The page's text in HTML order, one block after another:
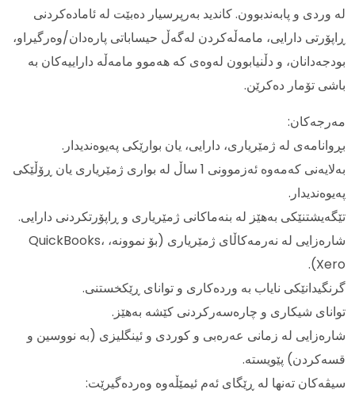
لە وردی و پابەندبوون. کاندید بەرپرسیار دەبێت لە ئامادەکردنی
ڕاپۆرتی دارایی، مامەڵەکردن لەگەڵ حیساباتی پارەدان/وەرگیراو،
بودجەدانان، و دڵنیابوون لەوەی کە هەموو مامەڵە داراییەکان بە
باشی تۆمار دەکرێن.
مەرجەکان:
بڕوانامەی لە ژمێریاری، دارایی، یان بوارێکی پەیوەندیدار.
بەلایەنی کەمەوە ئەزموونی 1 ساڵ لە بواری ژمێریاری یان ڕۆڵێکی
پەیوەندیدار.
تێگەیشتنێکی بەهێز لە بنەماکانی ژمێریاری و ڕاپۆرتکردنی دارایی.
شارەزایی لە نەرمەکاڵای ژمێریاری (بۆ نموونە، QuickBooks،
Xero).
گرنگیدانێکی نایاب بە وردەکاری و توانای ڕێکخستنی.
توانای شیکاری و چارەسەرکردنی کێشە بەهێز.
شارەزایی لە زمانی عەرەبی و کوردی و ئینگلیزی (بە نووسین و
قسەکردن) پێویستە.
سیڤەکان تەنها لە ڕێگای ئەم ئیمێڵەوە وەردەگیرێت: